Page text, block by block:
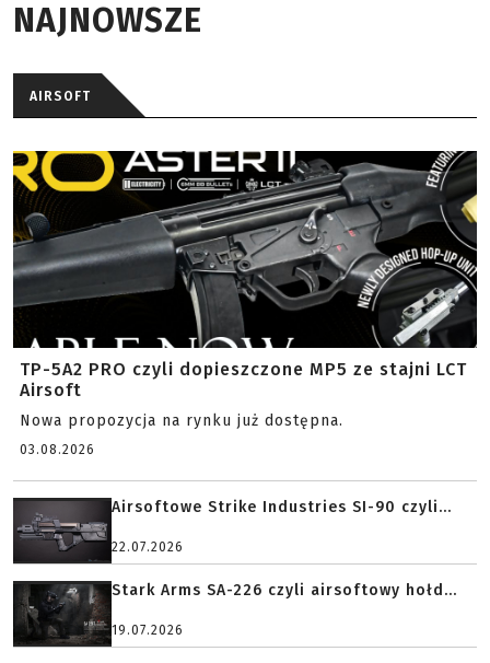
NAJNOWSZE
AIRSOFT
TP-5A2 PRO czyli dopieszczone MP5 ze stajni LCT
Airsoft
Nowa propozycja na rynku już dostępna.
03.08.2026
Airsoftowe Strike Industries SI-90 czyli...
22.07.2026
Stark Arms SA-226 czyli airsoftowy hołd...
19.07.2026